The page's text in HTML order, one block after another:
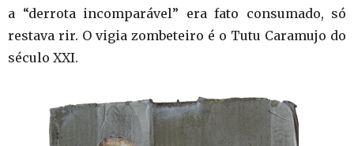
a “derrota incomparável” era fato consumado, só
restava rir. O vigia zombeteiro é o Tutu Caramujo do
século XXI.